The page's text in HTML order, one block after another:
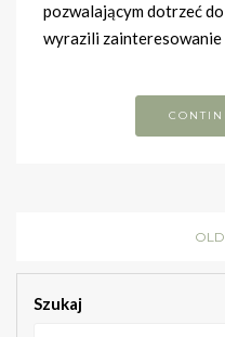
pozwalającym dotrzeć
wyrazili
Szukaj